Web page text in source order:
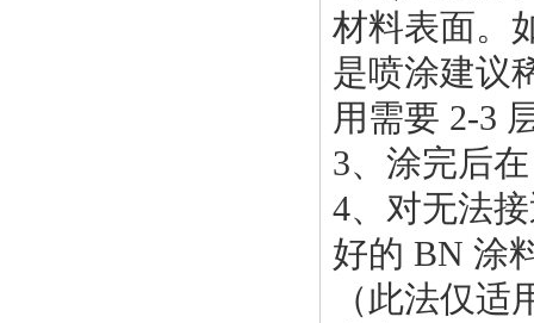
材料表面。
是喷涂建议
用需要 2-3
3、涂完后
4、对无法
好的 BN 涂
（此法仅适